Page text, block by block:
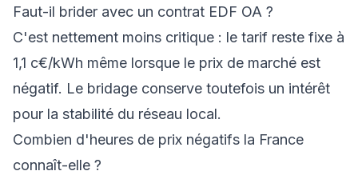
Faut-il brider avec un contrat EDF OA ?
C'est nettement moins critique : le tarif reste fixe à
1,1 c€/kWh même lorsque le prix de marché est
négatif. Le bridage conserve toutefois un intérêt
pour la stabilité du réseau local.
Combien d'heures de prix négatifs la France
connaît-elle ?